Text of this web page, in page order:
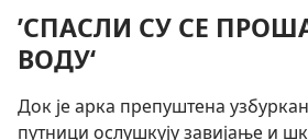
’СПАСЛИ СУ СЕ
ВОДУ‘
Док је арка препуштена
путници ослушкују завијање и